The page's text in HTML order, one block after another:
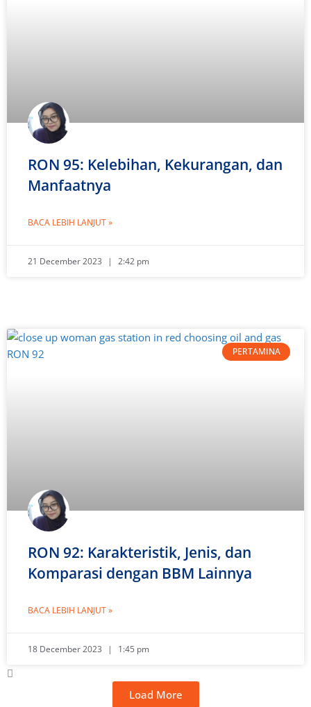
RON 95: Kelebihan, Kekurangan, dan
Manfaatnya
BACA LEBIH LANJUT »
21 December 2023 2:42 pm
PERTAMINA
RON 92: Karakteristik, Jenis, dan
Komparasi dengan BBM Lainnya
BACA LEBIH LANJUT »
18 December 2023 1:45 pm
Load More